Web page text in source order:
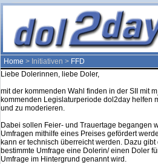
Home > Initiativen > FFD
Liebe Dolerinnen, liebe Doler,
mit der kommenden Wahl finden in der SII mit
kommenden Legislaturperiode dol2day helfen
und zu moderieren.
Dabei sollen Feier- und Trauertage begangen
Umfragen mithilfe eines Preises gefördert
kann er technisch überreicht werden. Dazu
bestimmte Umfrage eine Dolerin/ einen Doler
Umfrage im Hintergrund genannt wird.